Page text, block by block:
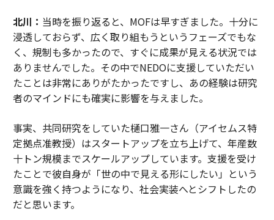
北川： 当時を振り返ると、MOFは早すぎました。十分に
浸透しておらず、広く取り組もうというフェーズでもな
く、規制も多かったので、すぐに成果が見える状況では
ありませんでした。その中でNEDOに支援していただい
たことは非常にありがたかったですし、あの経験は研究
者のマインドにも確実に影響を与えました。
事実、共同研究をしていた樋口雅一さん（アイセムス特
定拠点准教授）はスタートアップを立ち上げて、年産数
十トン規模までスケールアップしています。支援を受け
たことで彼自身が「世の中で見える形にしたい」という
意識を強く持つようになり、社会実装へとシフトしたの
だと思います。